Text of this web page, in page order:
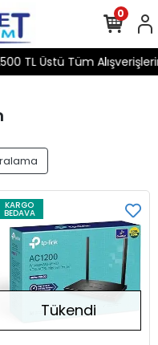
TL Üstü Tüm
0
KARGO
BEDAVA
Tükendi